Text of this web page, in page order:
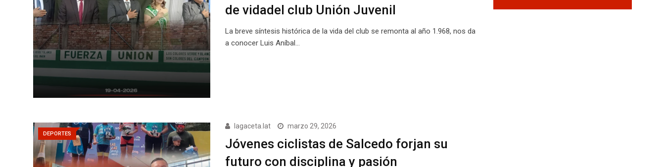
de vidadel club Unión Juvenil
La breve síntesis histórica de la vida del club se remonta al año 1.968, nos da
a conocer Luis Aníbal…
DEPORTES
lagaceta.lat marzo 29, 2026
Jóvenes ciclistas de Salcedo forjan su
futuro con disciplina y pasión